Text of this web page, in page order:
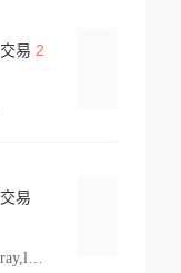
易 2
易